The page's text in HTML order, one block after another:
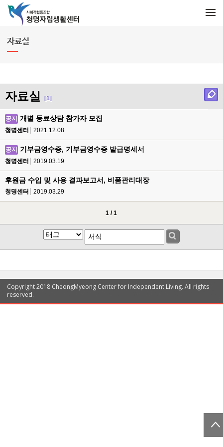
자료실
자료실 [1]
공지 개별 동료상담 참가자 모집
청명센터 2021.12.08
공지 기부금영수증, 기부금영수증 발급명세서
청명센터 2019.03.19
후원금 수입 및 사용 결과보고서, 비품관리대장
청명센터 2019.03.29
1 / 1
Copyright 2018 CheongMyeong Center for Independent Living. All rights
reserved.